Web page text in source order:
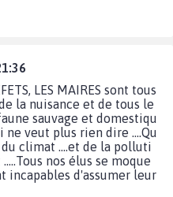
LES MAIRES sont tous
la nuisance et de tous le
sauvage et domestiqu
veut plus rien dire ....Qu
climat ....et de la polluti
nos élus se moque
incapables d'assumer leur